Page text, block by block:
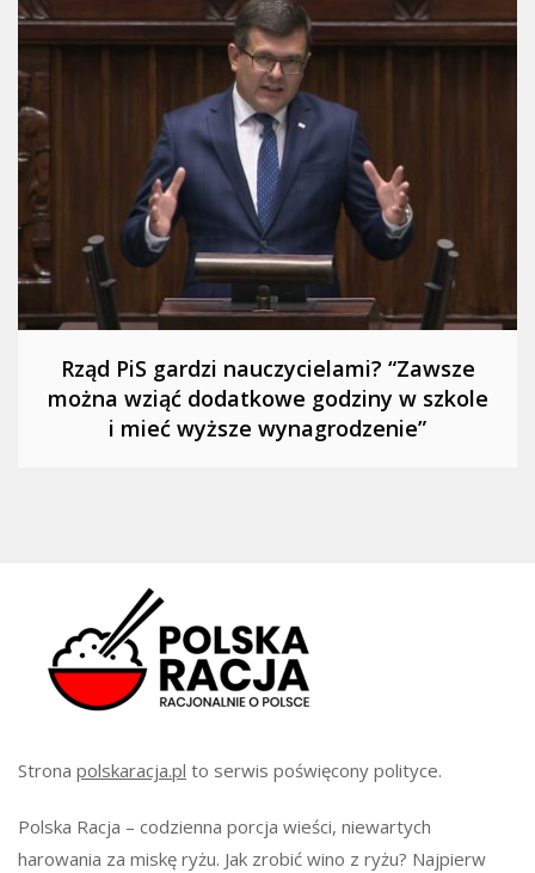
Rząd PiS gardzi nauczycielami? “Zawsze
można wziąć dodatkowe godziny w szkole
i mieć wyższe wynagrodzenie”
Strona polskaracja.pl to serwis poświęcony polityce.
Polska Racja – codzienna porcja wieści, niewartych
harowania za miskę ryżu. Jak zrobić wino z ryżu? Najpierw